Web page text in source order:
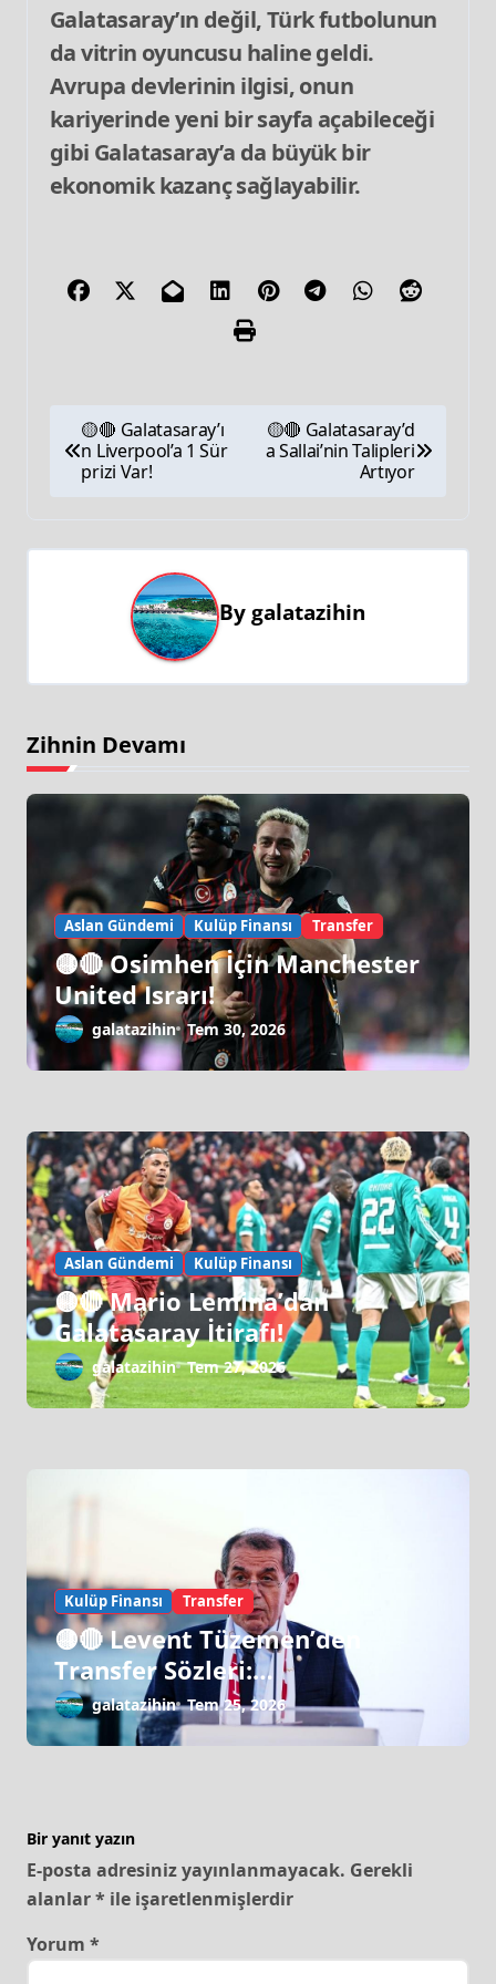
Galatasaray’ın değil, Türk futbolunun
da vitrin oyuncusu haline geldi.
Avrupa devlerinin ilgisi, onun
kariyerinde yeni bir sayfa açabileceği
gibi Galatasaray’a da büyük bir
ekonomik kazanç sağlayabilir.
🟡🔴 Galatasaray’ı
n Liverpool’a 1 Sür
prizi Var!
🟡🔴 Galatasaray’d
a Sallai’nin Talipleri
Artıyor
Bygalatazihin
Zihnin Devamı
Aslan Gündemi Kulüp Finansı Transfer
🟡🔴 Osimhen İçin Manchester
United Israrı!
galatazihin Tem 30, 2026
Aslan Gündemi Kulüp Finansı
🟡🔴 Mario Lemina’dan
Galatasaray İtirafı!
galatazihin Tem 27, 2026
Kulüp Finansı Transfer
🟡🔴 Levent Tüzemen’den
Transfer Sözleri:
“Galatasaray’ın Zirve Yapacağı
Dönem…”
galatazihin Tem 25, 2026
Bir yanıt yazın
E-posta adresiniz yayınlanmayacak. Gerekli
alanlar* ile işaretlenmişlerdir
Yorum *